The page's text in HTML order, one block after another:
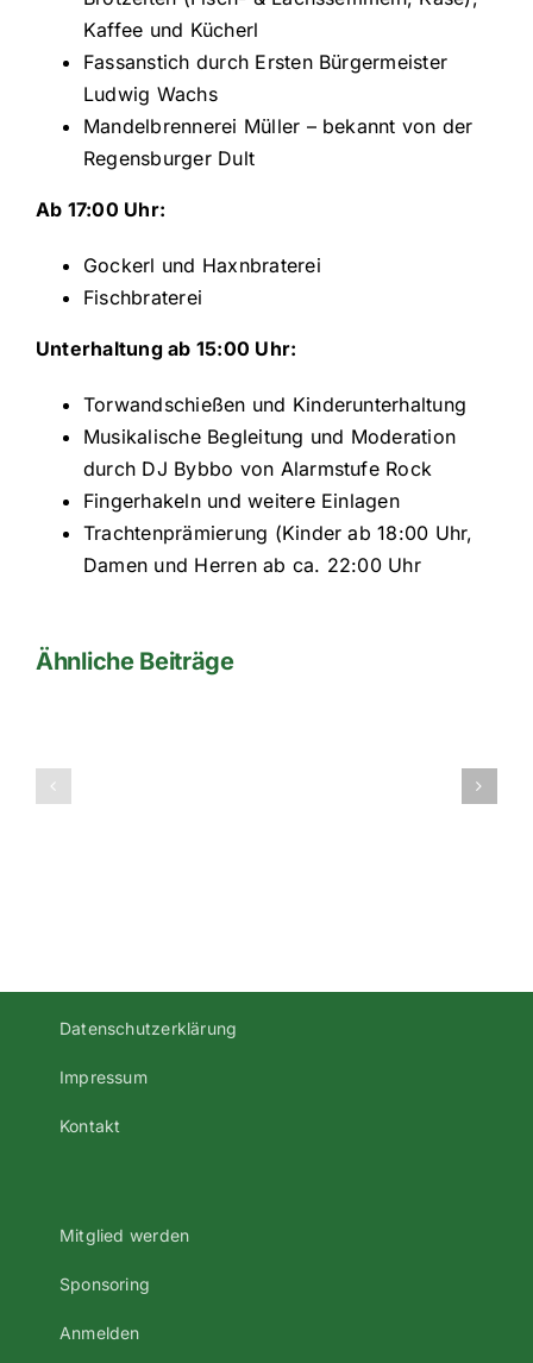
Kaffee und Kücherl
Fassanstich durch Ersten Bürgermeister
Ludwig Wachs
Mandelbrennerei Müller – bekannt von der
Regensburger Dult
Ab 17:00 Uhr:
Gockerl und Haxnbraterei
Fischbraterei
Unterhaltung ab 15:00 Uhr:
Torwandschießen und Kinderunterhaltung
Musikalische Begleitung und Moderation
durch DJ Bybbo von Alarmstufe Rock
Fingerhakeln und weitere Einlagen
Trachtenprämierung (Kinder ab 18:00 Uhr,
Damen und Herren ab ca. 22:00 Uhr
Ähnliche Beiträge
Sportheim
Watt-Turnier
am
Datenschutzerklärung
Impressum
Kontakt
Mitglied werden
Sponsoring
Anmelden